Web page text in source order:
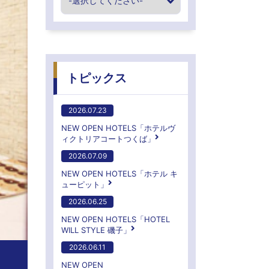
トピックス
2026.07.23
NEW OPEN HOTELS「ホテルヴ
ィクトリアコートつくば」
2026.07.09
NEW OPEN HOTELS「ホテル キ
ューピット」
2026.06.25
NEW OPEN HOTELS「HOTEL
WILL STYLE 磯子」
2026.06.11
NEW OPEN